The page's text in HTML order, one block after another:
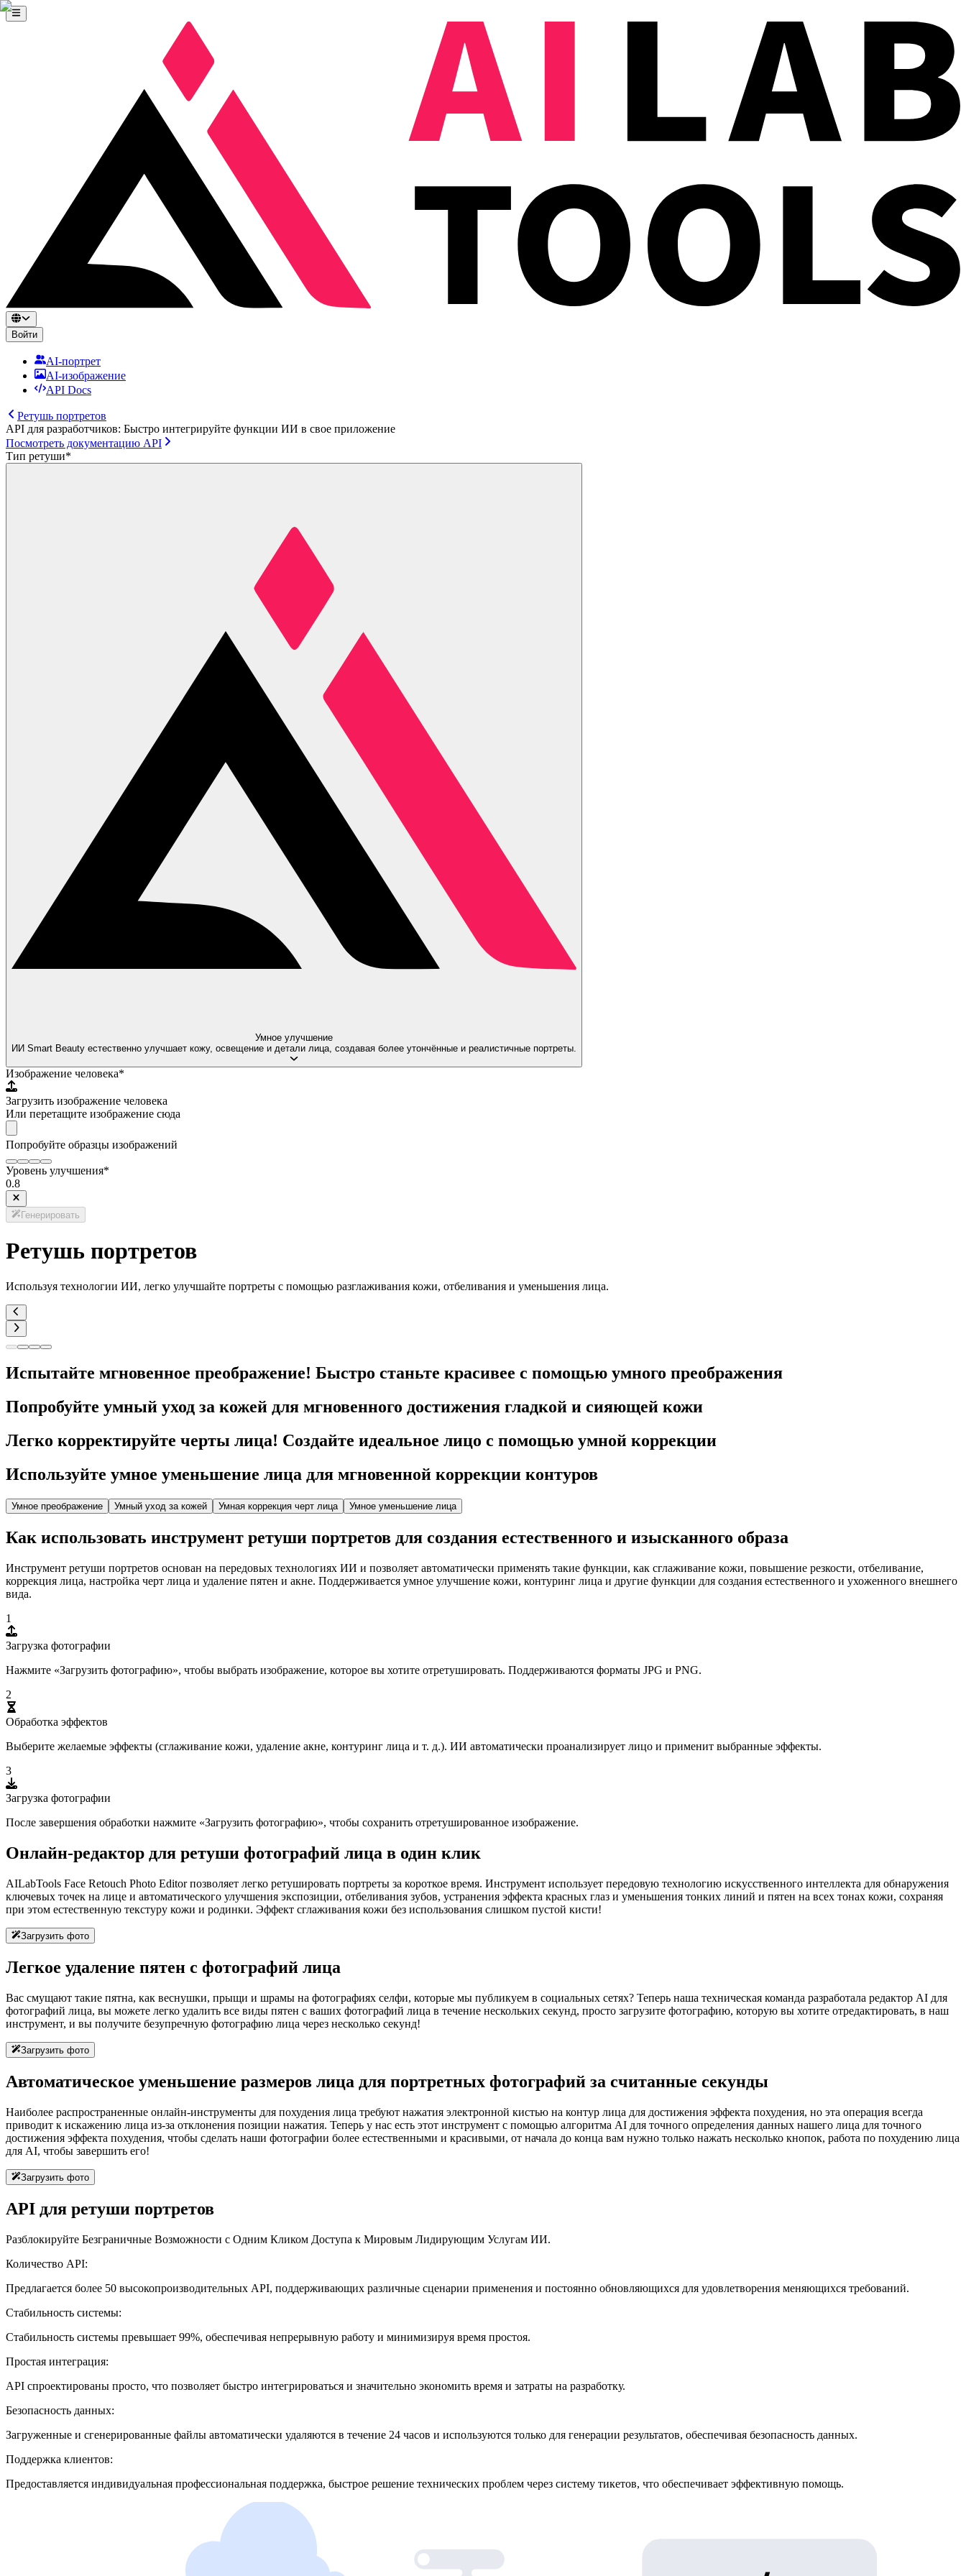
Войти
AI-портрет
AI-изображение
API Docs
Ретушь портретов
API для разработчиков: Быстро интегрируйте функции ИИ в свое приложение
Посмотреть документацию API
Тип ретуши*
Умное улучшение
ИИ Smart Beauty естественно улучшает кожу, освещение и детали лица, создавая более утончённые и реалистичные портреты.
Изображение человека*
Загрузить изображение человека
Или перетащите изображение сюда
Попробуйте образцы изображений
Уровень улучшения*
0.8
Генерировать
Ретушь портретов
Используя технологии ИИ, легко улучшайте портреты с помощью разглаживания кожи, отбеливания и уменьшения лица.
Испытайте мгновенное преображение! Быстро станьте красивее с помощью умного преображения
Попробуйте умный уход за кожей для мгновенного достижения гладкой и сияющей кожи
Легко корректируйте черты лица! Создайте идеальное лицо с помощью умной коррекции
Используйте умное уменьшение лица для мгновенной коррекции контуров
Умное преображение Умный уход за кожей Умная коррекция черт лица Умное уменьшение лица
Как использовать инструмент ретуши портретов для создания естественного и изысканного образа
Инструмент ретуши портретов основан на передовых технологиях ИИ и позволяет автоматически применять такие функции, как сглаживание кожи, повышение резкости, отбеливание,
коррекция лица, настройка черт лица и удаление пятен и акне. Поддерживается умное улучшение кожи, контуринг лица и другие функции для создания естественного и ухоженного внешнего
вида.
1
Загрузка фотографии
Нажмите «Загрузить фотографию», чтобы выбрать изображение, которое вы хотите отретушировать. Поддерживаются форматы JPG и PNG.
2
Обработка эффектов
Выберите желаемые эффекты (сглаживание кожи, удаление акне, контуринг лица и т. д.). ИИ автоматически проанализирует лицо и применит выбранные эффекты.
3
Загрузка фотографии
После завершения обработки нажмите «Загрузить фотографию», чтобы сохранить отретушированное изображение.
Онлайн-редактор для ретуши фотографий лица в один клик
AILabTools Face Retouch Photo Editor позволяет легко ретушировать портреты за короткое время. Инструмент использует передовую технологию искусственного интеллекта для обнаружения
ключевых точек на лице и автоматического улучшения экспозиции, отбеливания зубов, устранения эффекта красных глаз и уменьшения тонких линий и пятен на всех тонах кожи, сохраняя
при этом естественную текстуру кожи и родинки. Эффект сглаживания кожи без использования слишком пустой кисти!
Загрузить фото
Легкое удаление пятен с фотографий лица
Вас смущают такие пятна, как веснушки, прыщи и шрамы на фотографиях селфи, которые мы публикуем в социальных сетях? Теперь наша техническая команда разработала редактор AI для
фотографий лица, вы можете легко удалить все виды пятен с ваших фотографий лица в течение нескольких секунд, просто загрузите фотографию, которую вы хотите отредактировать, в наш
инструмент, и вы получите безупречную фотографию лица через несколько секунд!
Загрузить фото
Автоматическое уменьшение размеров лица для портретных фотографий за считанные секунды
Наиболее распространенные онлайн-инструменты для похудения лица требуют нажатия электронной кистью на контур лица для достижения эффекта похудения, но эта операция всегда
приводит к искажению лица из-за отклонения позиции нажатия. Теперь у нас есть этот инструмент с помощью алгоритма AI для точного определения данных нашего лица для точного
достижения эффекта похудения, чтобы сделать наши фотографии более естественными и красивыми, от начала до конца вам нужно только нажать несколько кнопок, работа по похудению лица
для AI, чтобы завершить его!
Загрузить фото
API для ретуши портретов
Разблокируйте Безграничные Возможности с Одним Кликом Доступа к Мировым Лидирующим Услугам ИИ.
Количество API:
Предлагается более 50 высокопроизводительных API, поддерживающих различные сценарии применения и постоянно обновляющихся для удовлетворения меняющихся требований.
Стабильность системы:
Стабильность системы превышает 99%, обеспечивая непрерывную работу и минимизируя время простоя.
Простая интеграция:
API спроектированы просто, что позволяет быстро интегрироваться и значительно экономить время и затраты на разработку.
Безопасность данных:
Загруженные и сгенерированные файлы автоматически удаляются в течение 24 часов и используются только для генерации результатов, обеспечивая безопасность данных.
Поддержка клиентов:
Предоставляется индивидуальная профессиональная поддержка, быстрое решение технических проблем через систему тикетов, что обеспечивает эффективную помощь.